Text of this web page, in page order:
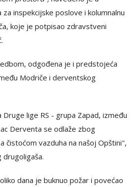
inspekcijske poslove i kolumnalnu
koje je potpisao zdravstveni
odgođena je i predstojeća
Modriče i derventskog
lige RS - grupa Zapad, između
Derventa se odlaže zbog
čistoćom vazduha na našoj Opštini",
drugoligaša.
dana je buknuo požar i povećao